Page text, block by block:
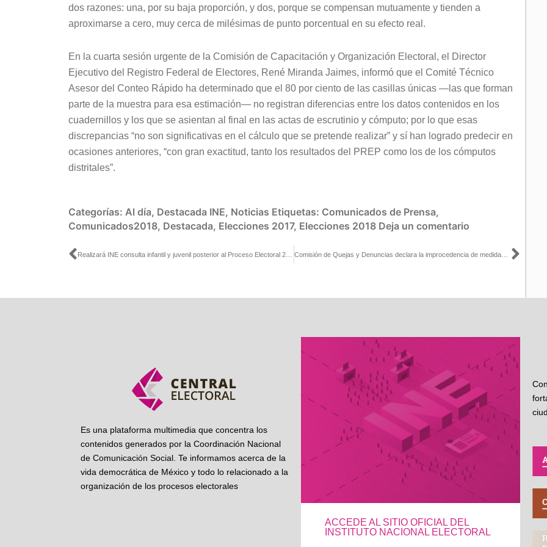
dos razones: una, por su baja proporción, y dos, porque se compensan mutuamente y tienden a
aproximarse a cero, muy cerca de milésimas de punto porcentual en su efecto real.
En la cuarta sesión urgente de la Comisión de Capacitación y Organización Electoral, el Director
Ejecutivo del Registro Federal de Electores, René Miranda Jaimes, informó que el Comité Técnico
Asesor del Conteo Rápido ha determinado que el 80 por ciento de las casillas únicas —las que forman
parte de la muestra para esa estimación— no registran diferencias entre los datos contenidos en los
cuadernillos y los que se asientan al final en las actas de escrutinio y cómputo; por lo que esas
discrepancias “no son significativas en el cálculo que se pretende realizar” y sí han logrado predecir en
ocasiones anteriores, “con gran exactitud, tanto los resultados del PREP como los de los cómputos
distritales”.
Categorías: Al día, Destacada INE, Noticias Etiquetas: Comunicados de Prensa,
Comunicados2018, Destacada, Elecciones 2017, Elecciones 2018 Deja un comentario
Ant
Es una plataforma multimedia que concentra los
contenidos generados por la Coordinación Nacional
de Comunicación Social. Te informamos acerca de la
vida democrática de México y todo lo relacionado a la
organización de los procesos electorales
ACCEDE AL SITIO OFICIAL DEL
INSTITUTO NACIONAL ELECTORAL